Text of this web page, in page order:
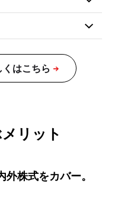
リット
株式をカバー。